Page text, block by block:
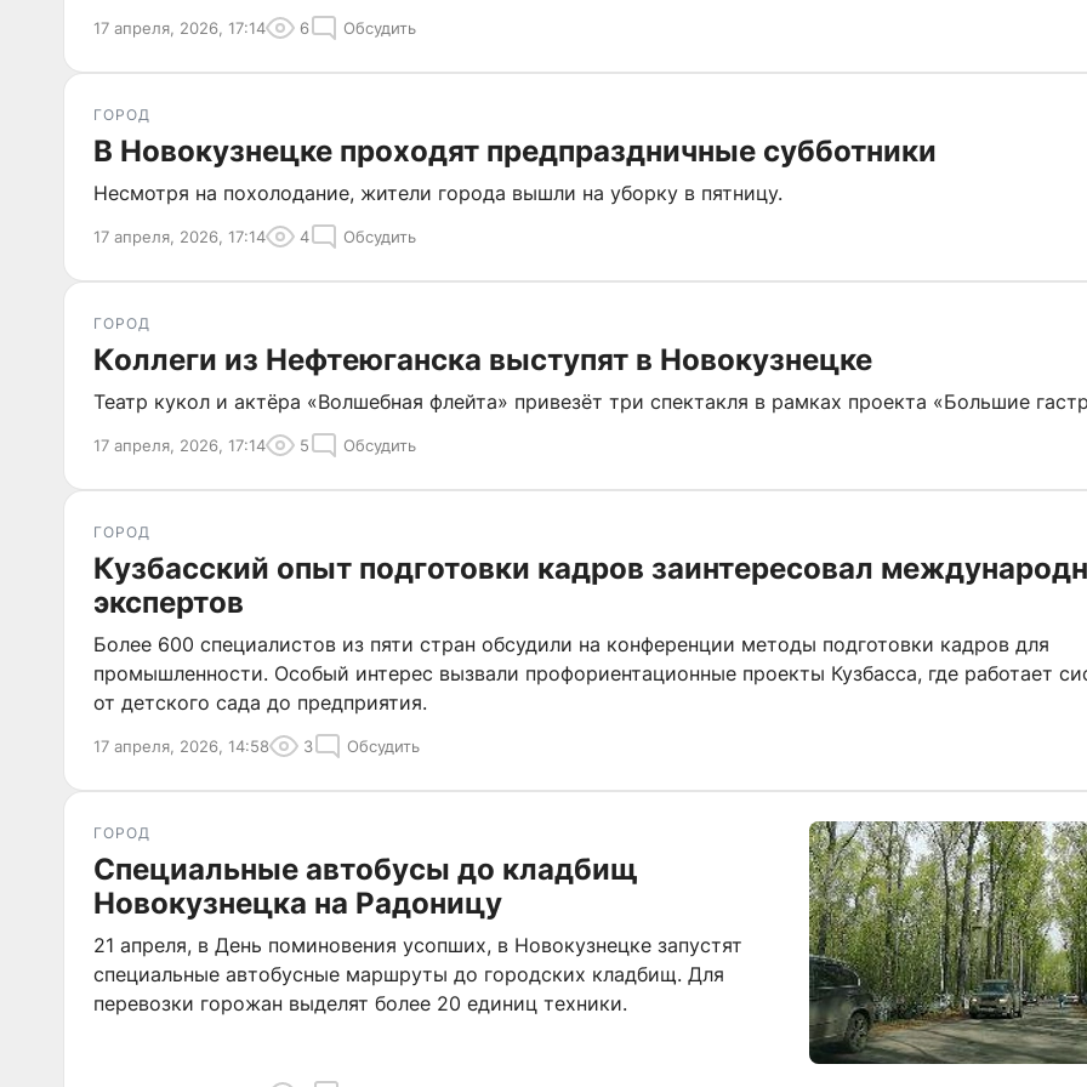
17 апреля, 2026, 17:14 6 Обсудить
ГОРОД
В Новокузнецке проходят предпраздничные субботники
Несмотря на похолодание, жители города вышли на уборку в пятницу.
17 апреля, 2026, 17:14 4 Обсудить
ГОРОД
Коллеги из Нефтеюганска выступят в Новокузнецке
Театр кукол и актёра «Волшебная флейта» привезёт три спектакля в рамках проекта «Большие
17 апреля, 2026, 17:14 5 Обсудить
ГОРОД
Кузбасский опыт подготовки кадров заинтересовал
экспертов
Более 600 специалистов из пяти стран обсудили на конференции методы подготовки кадров для
промышленности. Особый интерес вызвали профориентационные проекты Кузбасса, где работает
от детского сада до предприятия.
17 апреля, 2026, 14:58 3 Обсудить
ГОРОД
Специальные автобусы до кладбищ
Новокузнецка на Радоницу
21 апреля, в День поминовения усопших, в Новокузнецке запустят
специальные автобусные маршруты до городских кладбищ. Для
перевозки горожан выделят более 20 единиц техники.